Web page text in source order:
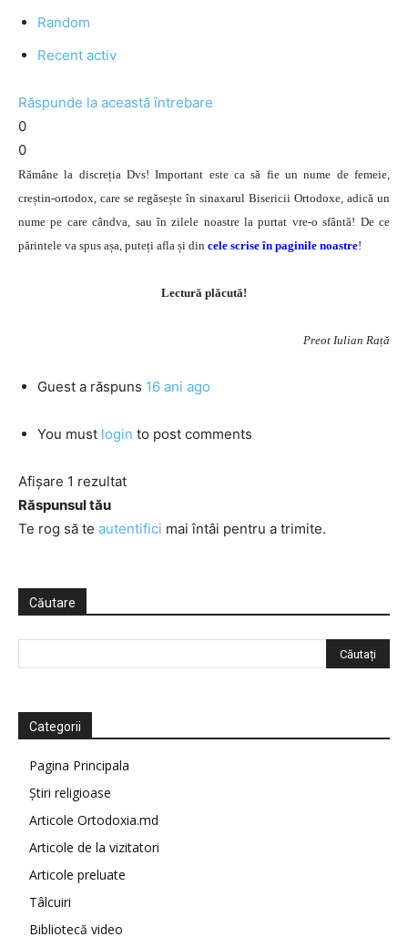
Random
Recent activ
Răspunde la această întrebare
0
0
Rămâne la discreția Dvs! Important este ca să fie un nume de femeie,
creștin-ortodox, care se regăsește în sinaxarul Bisericii Ortodoxe, adică un
nume pe care cândva, sau în zilele noastre la purtat vre-o sfântă! De ce
părintele va spus așa, puteți afla și din cele scrise în paginile noastre!
Lectură plăcută!
Preot Iulian Rață
Guest a răspuns 16 ani ago
You must login to post comments
Afișare 1 rezultat
Răspunsul tău
Te rog să te autentifici mai întâi pentru a trimite.
Căutare
Categorii
Pagina Principala
Știri religioase
Articole Ortodoxia.md
Articole de la vizitatori
Articole preluate
Tâlcuiri
Bibliotecă video